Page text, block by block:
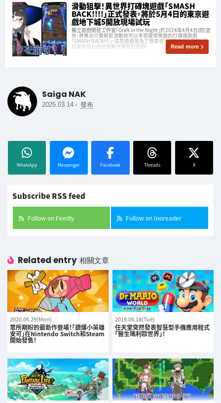
滑動狙擊！異世界打磚塊遊戲「SMASH
BACK!!!!」正式發表，將於5月4日的東京遊
戲地下城5開放現場試玩
獨立遊戲開發工作室「Craft in the Night」於2024年4月4日(四)宣
布，將推出只要輕鬆滑動就可以享受破壞樂趣的打磚塊遊戲
「SMASH BACK!!!!」。這款遊戲是為了想享受「恰到好處的動作」的
玩家所設計的益智動作類型的遊戲。 Read more
Saiga NAK
2025.03.14 - 發布
WhatsApp Messenger Facebook Threads X
Subscribe RSS feed
Follow on Feedly Follow on Inoreader
Related entry 相關文章
2020.06.29(Mon)
眾所期盼的最新作登場！「鑽爆小英雄
安可」在Nintendo Switch和Steam
開始發售！
2019.06.18(Tue)
任天堂突然發表智慧型手機應用程式
「醫生瑪利歐世界」！